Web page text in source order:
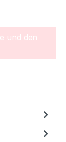
und den